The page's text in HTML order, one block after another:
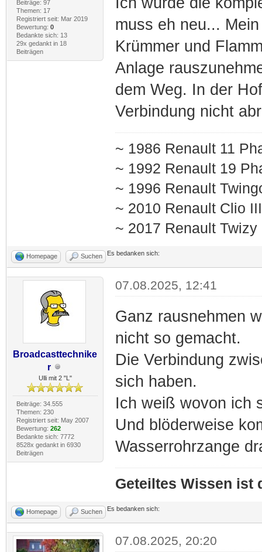
Beiträge: 97
Themen: 17
Registriert seit: Mar 2019
Bewertung: 0
Bedankte sich: 13
29x gedankt in 18
Beiträgen
muss eh neu...
Krümmer und
Anlage
dem Weg. In der
Verbindung nicht
~ 1986 Renault 11
~ 1992 Renault 19
~ 1996 Renault
~ 2010 Renault Clio
~ 2017 Renault
Homepage Suchen Es bedanken sich:
Broadcasttechnike
r
Ulli mit 2 "L"
Beiträge: 34.555
Themen: 230
Registriert seit: May 2007
Bewertung: 262
Bedankte sich: 7772
8528x gedankt in 6930
Beiträgen
07.08.2025, 12:41
Ganz rausnehmen
nicht so gemacht.
Die Verbindung
sich haben.
Ich weiß wovon ich
Und blöderweise
Wasserrohrzange
Geteiltes Wissen ist
Homepage Suchen Es bedanken sich:
07.08.2025, 20:20